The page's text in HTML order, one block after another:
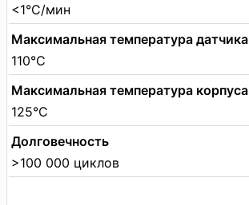
<1°C/мин
Максимальная температура датчика
110°C
Максимальная температура корпуса
125°C
Долговечность
>100 000 циклов